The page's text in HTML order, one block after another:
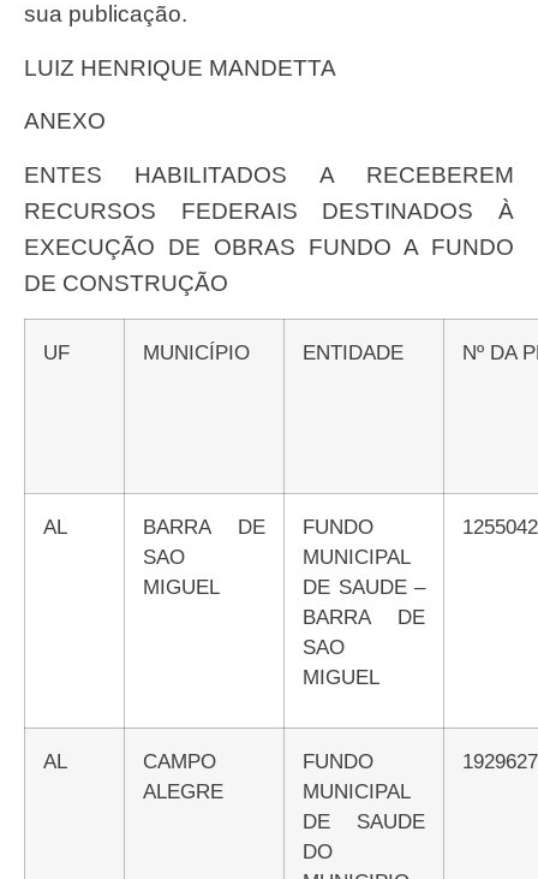
sua publicação.
LUIZ HENRIQUE MANDETTA
ANEXO
ENTES HABILITADOS A RECEBEREM
RECURSOS FEDERAIS DESTINADOS À
EXECUÇÃO DE OBRAS FUNDO A FUNDO
DE CONSTRUÇÃO
UF MUNICÍPIO ENTIDADE Nº DA
AL
BARRA DE
SAO
MIGUEL
FUNDO
MUNICIPAL
DE SAUDE –
BARRA DE
SAO
MIGUEL
AL
CAMPO
ALEGRE
FUNDO
MUNICIPAL
DE SAUDE
DO